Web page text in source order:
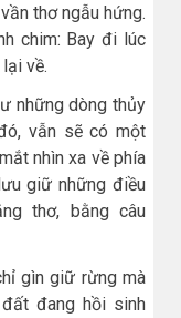
thơ ngẫu hứng.
chim: Bay đi lúc
về.
những dòng thủy
vẫn sẽ có một
nhìn xa về phía
giữ những điều
thơ, bằng câu
gìn giữ rừng mà
đang hồi sinh